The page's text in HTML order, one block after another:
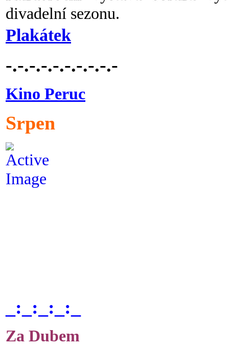
divadelní sezonu.
Plakátek
-.-.-.-.-.-.-.-.-.-
Kino Peruc
Srpen
_:_:_:_:_
Za Dubem